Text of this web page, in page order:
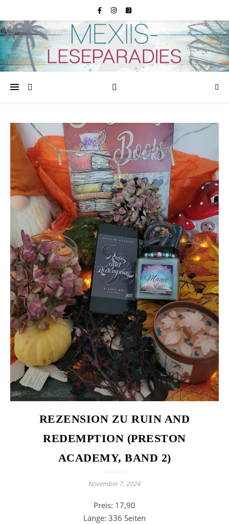
REZENSION ZU RUIN AND
REDEMPTION (PRESTON
ACADEMY, BAND 2)
November 7, 2024
Preis: 17,90
Länge: 336 Seiten